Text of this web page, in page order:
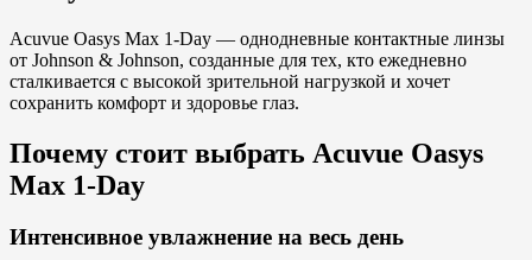
Acuvue Oasys Max 1-Day — однодневные контактные линзы
от Johnson & Johnson, созданные для тех, кто ежедневно
сталкивается с высокой зрительной нагрузкой и хочет
сохранить комфорт и здоровье глаз.
Почему стоит выбрать Acuvue Oasys
Max 1-Day
Интенсивное увлажнение на весь день